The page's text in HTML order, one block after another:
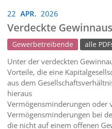
22 APR. 2026
Verdeckte
Gewerbetreibende alle
Unter der verdeckten
Vorteile, die eine
aus dem
hieraus
Vermögensminderungen oder
Vermögensminderungen bei
die nicht auf einem offenen